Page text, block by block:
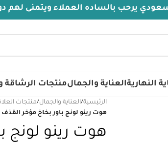
العملاء ويتمنى لهم دوام الصحة
النهاريةالعناية والجمالمنتجات الرشاقة
الرئيسية/العناية والجمال/منتجات
هوت رينو لونج باور بخاخ مؤخر القذف
هوت رينو لونج